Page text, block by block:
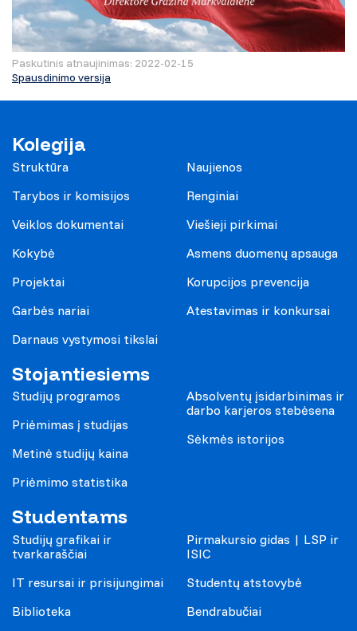
Paskutinis atnaujinimas: 2022-02-15
Spausdinimo versija
Kolegija
Struktūra
Tarybos ir komisijos
Veiklos dokumentai
Kokybė
Projektai
Garbės nariai
Darnaus vystymosi tikslai
Naujienos
Renginiai
Viešieji pirkimai
Asmens duomenų apsauga
Korupcijos prevencija
Atestavimas ir konkursai
Stojantiesiems
Studijų programos
Priėmimas į studijas
Metinė studijų kaina
Priėmimo statistika
Absolventų įsidarbinimas ir
darbo karjeros stebėsena
Sėkmės istorijos
Studentams
Studijų grafikai ir
tvarkaraščiai
IT resursai ir prisijungimai
Biblioteka
Pirmakursio gidas | LSP ir
ISIC
Studentų atstovybė
Bendrabučiai